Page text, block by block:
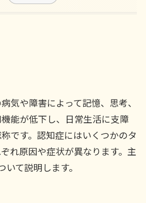
気や障害によって記憶、思考、
能が低下し、日常生活に支障
です。認知症にはいくつかのタ
れ原因や症状が異なります。主
て説明します。